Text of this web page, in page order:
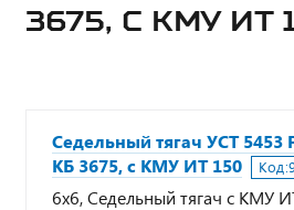
3675, С КМУ ИТ
Седельный тягач УСТ 5453
КБ 3675, с КМУ ИТ 150
Код:
6х6, Седельный тягач с КМУ